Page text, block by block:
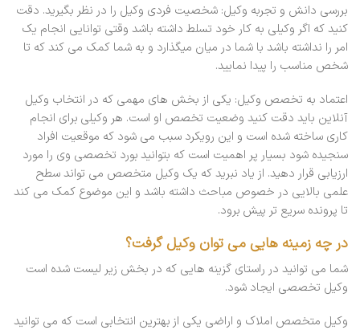
بررسی دانش و تجربه وکیل: شخصیت فردی وکیل را در نظر بگیرید. دقت
کنید که اگر وکیلی به کار خود تسلط داشته باشد وقتی توانایی انجام یک
امر را نداشته باشد با شما در میان میگذارد و به شما کمک می کند که تا
شخص مناسب را پیدا نمایید.
اعتماد به تخصص وکیل: یکی از بخش های مهمی که در انتخاب وکیل
آنلاین باید دقت کنید وضعیت تخصص او است. هر وکیلی برای انجام
کاری ساخته شده است و این رویکرد سبب می شود که موقعیت افراد
سنجیده شود بسیار پر اهمیت است که بتوانید بورد تخصصی وی را مورد
ارزیابی قرار دهید. از یاد نبرید که یک وکیل متخصص می تواند سطح
علمی بالایی در خصوص مباحث داشته باشد و این موضوع کمک می کند
تا پرونده سریع تر پیش برود.
در چه زمینه هایی می توان وکیل گرفت؟
شما می توانید در راستای گزینه هایی که در بخش زیر لیست شده است
وکیل تخصصی ایجاد شود.
وکیل متخصص املاک و اراضی یکی از بهترین انتخابی است که می توانید